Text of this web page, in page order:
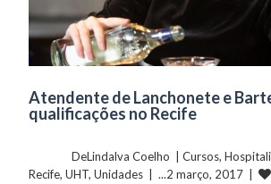
Atendente de Lanchonete e
qualificações no Recife
	    	DeLindalva Coelho  |
Cursos,
Recife, UHT, Unidades
  |  ...2 março, 2017  |